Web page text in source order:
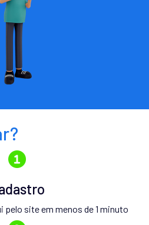
pelo site em menos de 1 minuto